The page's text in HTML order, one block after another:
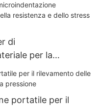
di
per la
e dello stress -
portatile per il